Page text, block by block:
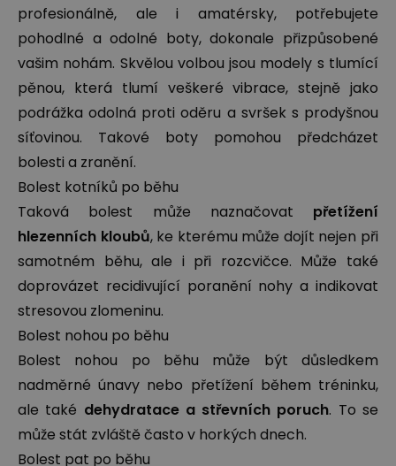
profesionálně, ale i amatérsky, potřebujete
pohodlné a odolné boty, dokonale přizpůsobené
vašim nohám. Skvělou volbou jsou modely s tlumící
pěnou, která tlumí veškeré vibrace, stejně jako
podrážka odolná proti oděru a svršek s prodyšnou
síťovinou. Takové boty pomohou předcházet
bolesti a zranění.
Bolest kotníků po běhu
Taková bolest může naznačovat přetížení
hlezenních kloubů, ke kterému může dojít nejen při
samotném běhu, ale i při rozcvičce. Může také
doprovázet recidivující poranění nohy a indikovat
stresovou zlomeninu.
Bolest nohou po běhu
Bolest nohou po běhu může být důsledkem
nadměrné únavy nebo přetížení během tréninku,
ale také dehydratace a střevních poruch. To se
může stát zvláště často v horkých dnech.
Bolest pat po běhu